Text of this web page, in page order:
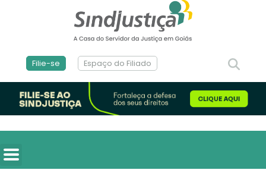
Filie-se Espaço do Filiado